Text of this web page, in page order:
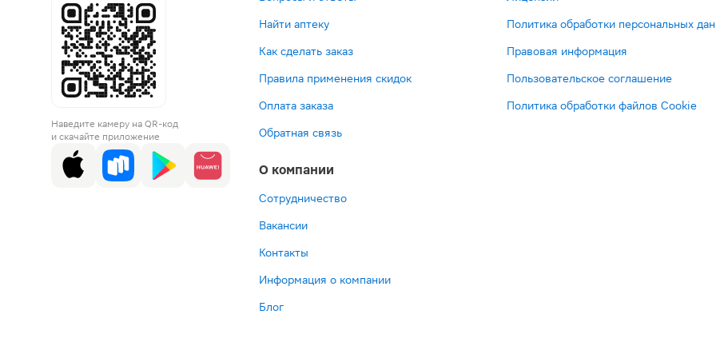
Наведите камеру на QR-код
и скачайте приложение
Найти аптеку
Как сделать заказ
Правила применения скидок
Оплата заказа
Обратная связь
О компании
Сотрудничество
Вакансии
Контакты
Информация о компании
Блог
Политика обработки персональных
Правовая информация
Пользовательское соглашение
Политика обработки файлов Cookie